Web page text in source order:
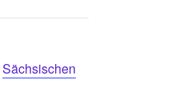
Sächsischen